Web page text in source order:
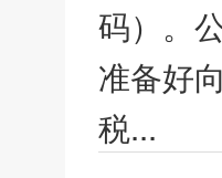
码）。
准备好
税...